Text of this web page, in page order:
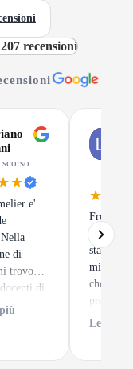
207 recensioni
scorso
e'
di
trovo
di
ed un
di
stata una
migliori
che
tratta
Leggi di